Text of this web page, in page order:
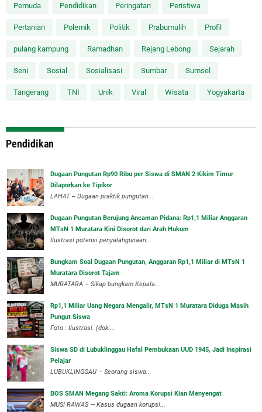
Pemuda Pendidikan Peringatan Peristiwa
Pertanian Polemik Politik Prabumulih Profil
pulang kampung Ramadhan Rejang Lebong Sejarah
Seni Sosial Sosialisasi Sumbar Sumsel
Tangerang TNI Unik Viral Wisata Yogyakarta
Pendidikan
Dugaan Pungutan Rp90 Ribu per Siswa di SMAN 2 Kikim Timur
Dilaporkan ke Tipikor
LAHAT – Dugaan praktik pungutan...
Dugaan Pungutan Berujung Ancaman Pidana: Rp1,1 Miliar Anggaran
MTsN 1 Muratara Kini Disorot dari Arah Hukum
Ilustrasi potensi penyalahgunaan...
Bungkam Soal Dugaan Pungutan, Anggaran Rp1,1 Miliar di MTsN 1
Muratara Disorot Tajam
‎MURATARA – Sikap bungkam Kepala...
‎Rp1,1 Miliar Uang Negara Mengalir, MTsN 1 Muratara Diduga Masih
Pungut Siswa
Foto : Ilustrasi. (dok:...
Siswa SD di Lubuklinggau Hafal Pembukaan UUD 1945, Jadi Inspirasi
Pelajar
LUBUKLINGGAU – Seorang siswa...
BOS SMAN Megang Sakti: Aroma Korupsi Kian Menyengat
MUSI RAWAS — Kasus dugaan korupsi...